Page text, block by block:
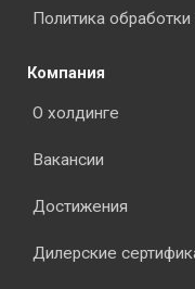
Политика
Компания
О холдинге
Вакансии
Достижения
Дилерские